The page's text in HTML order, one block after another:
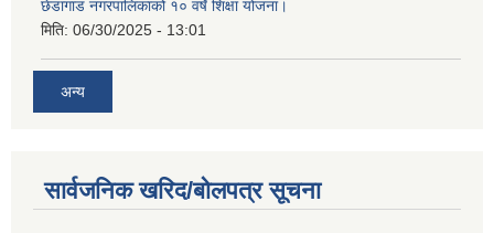
छेडागाड नगरपालिकाको १० वर्षे शिक्षा योजना।
मिति: 06/30/2025 - 13:01
अन्य
सार्वजनिक खरिद/बोलपत्र सूचना